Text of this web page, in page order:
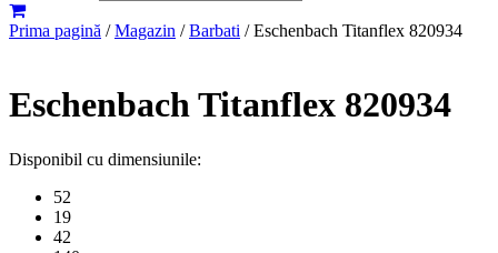
Prima pagină /Magazin /Barbati / Eschenbach Titanflex 820934
Eschenbach Titanflex 820934
Disponibil cu dimensiunile:
52
19
42